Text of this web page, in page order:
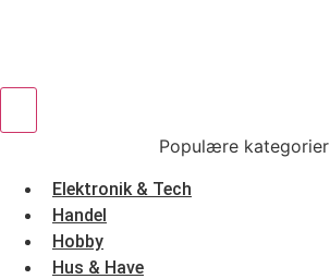
Populære kategorier
Elektronik & Tech
Handel
Hobby
Hus & Have